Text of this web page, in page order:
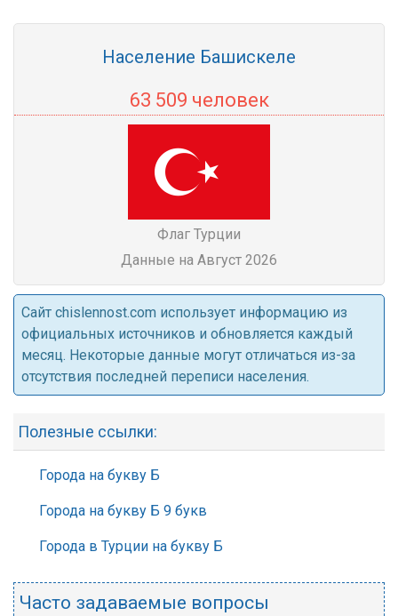
Население Башискеле
63 509 человек
Флаг Турции
Данные на Август 2026
Cайт chislennost.com использует информацию из
официальных источников и обновляется каждый
месяц. Некоторые данные могут отличаться из-за
отсутствия последней переписи населения.
Полезные ссылки:
Города на букву Б
Города на букву Б 9 букв
Города в Турции на букву Б
Часто задаваемые вопросы